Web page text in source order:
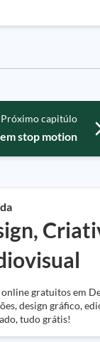
Próximo capitúlo
stop motion
gratuitos em
design gráfico,
tudo grátis!